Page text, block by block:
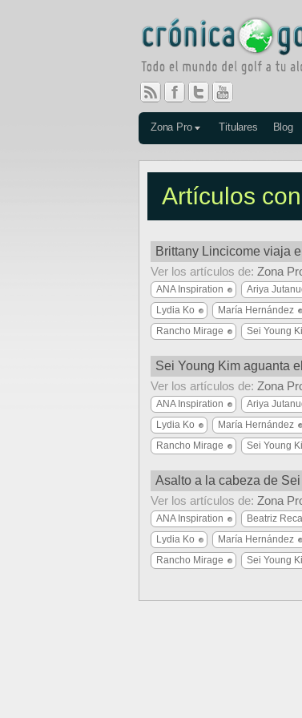
Zona Pro Titulares Blog
Artículos
Brittany Lincicome viaja
Ver los artículos de: Zona
ANA Inspiration Ariya
Lydia Ko
María Hernández
Rancho Mirage
Sei Young
Sei Young Kim aguanta
Ver los artículos de: Zona
ANA Inspiration Ariya
Lydia Ko
María Hernández
Rancho Mirage
Sei Young
Asalto a la cabeza de
Ver los artículos de: Zona
ANA Inspiration Beatriz
Lydia Ko
María Hernández
Rancho Mirage
Sei Young